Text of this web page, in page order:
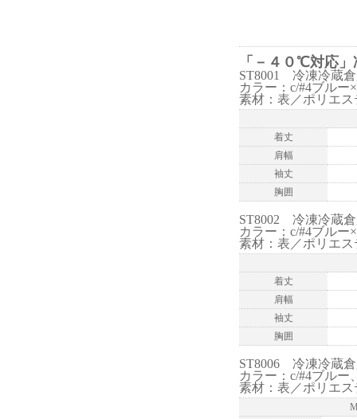
「－４０℃対応
ST8001 冷凍冷蔵
カラー：c/#4ブルー
素材：表／ポリエ
着丈
肩幅
袖丈
胸囲
ST8002 冷凍冷蔵
カラー：c/#4ブルー
素材：表／ポリエ
着丈
肩幅
袖丈
胸囲
ST8006 冷凍冷蔵
カラー：c/#4ブルー
素材：表／ポリエ